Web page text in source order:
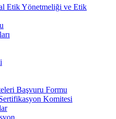
Etik Yönetmeliği ve Etik
Başvuru Formu
Komitesi